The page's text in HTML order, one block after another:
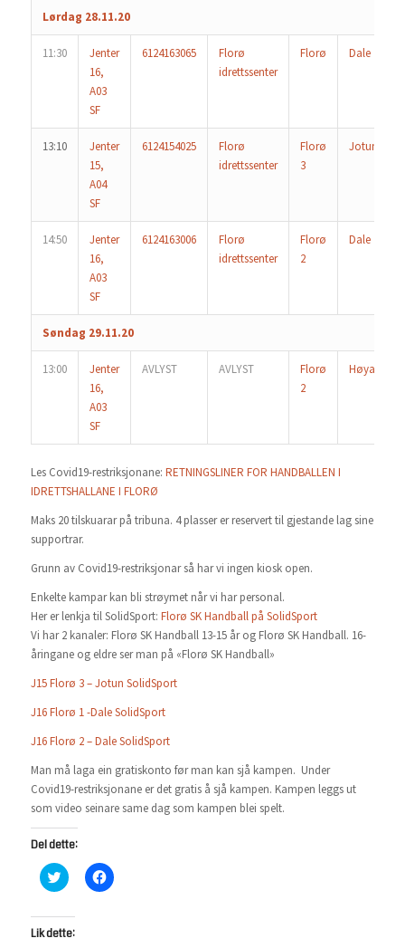
Lørdag 28.11.20
11:30
Jenter
16,
A03
SF
6124163065
Florø
idrettssenter
Florø Dale
13:10
Jenter
15,
A04
SF
6124154025
Florø
idrettssenter
Florø
3
Jotun
14:50
Jenter
16,
A03
SF
6124163006
Florø
idrettssenter
Florø
2
Dale
Søndag 29.11.20
13:00
Jenter
16,
A03
SF
AVLYST AVLYST
Florø
2
Høyang
Les Covid19-restriksjonane: RETNINGSLINER FOR HANDBALLEN I
IDRETTSHALLANE I FLORØ
Maks 20 tilskuarar på tribuna. 4 plasser er reservert til gjestande lag sine
supportrar.
Grunn av Covid19-restriksjonar så har vi ingen kiosk open.
Enkelte kampar kan bli strøymet når vi har personal.
Her er lenkja til SolidSport: Florø SK Handball på SolidSport
Vi har 2 kanaler: Florø SK Handball 13-15 år og Florø SK Handball. 16-
åringane og eldre ser man på «Florø SK Handball»
J15 Florø 3 – Jotun SolidSport
J16 Florø 1 -Dale SolidSport
J16 Florø 2 – Dale SolidSport
Man må laga ein gratiskonto før man kan sjå kampen. Under
Covid19-restriksjonane er det gratis å sjå kampen. Kampen leggs ut
som video seinare same dag som kampen blei spelt.
Del dette:
Klikk
for
på
Twitter(åpnes
Klikk
for
Lik dette: